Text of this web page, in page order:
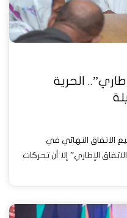
الحرية
بتوقيع الاتفاق النهائي في
الإطاري” إلا أن تحركات